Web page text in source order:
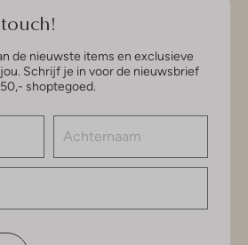
de nieuwste items en exclusieve
Schrijf je in voor de nieuwsbrief
shoptegoed.